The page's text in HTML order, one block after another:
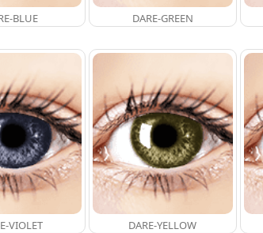
BLUE DARE-GREEN
VIOLET DARE-YELLOW